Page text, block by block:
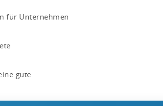
für Unternehmen
gute